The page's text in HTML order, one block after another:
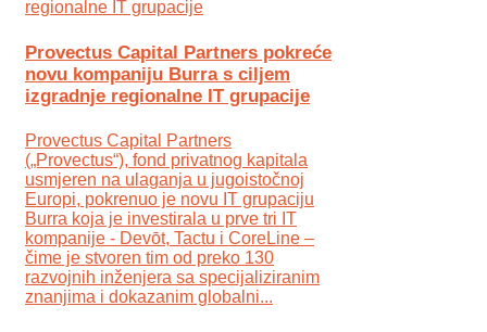
Provectus Capital Partners pokreće
novu kompaniju Burra s ciljem
izgradnje regionalne IT grupacije
Provectus Capital Partners
(„Provectus“), fond privatnog kapitala
usmjeren na ulaganja u jugoistočnoj
Europi, pokrenuo je novu IT grupaciju
Burra koja je investirala u prve tri IT
kompanije - Devōt, Tactu i CoreLine –
čime je stvoren tim od preko 130
razvojnih inženjera sa specijaliziranim
znanjima i dokazanim globalni...